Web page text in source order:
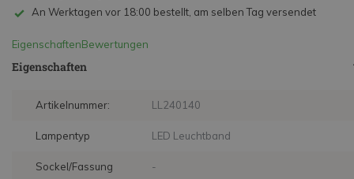
An Werktagen vor 18:00 bestellt, am selben Tag versendet
EigenschaftenBewertungen
Eigenschaften
Artikelnummer: LL240140
Lampentyp LED Leuchtband
Sockel/Fassung -